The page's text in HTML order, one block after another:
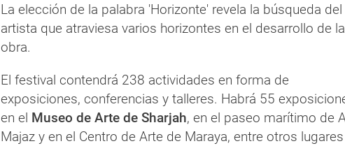
La elección de la palabra 'Horizonte' revela la búsqueda del
artista que atraviesa varios horizontes en el desarrollo de la
obra.
El festival contendrá 238 actividades en forma de
exposiciones, conferencias y talleres. Habrá 55
en el Museo de Arte de Sharjah, en el paseo marítimo de
Majaz y en el Centro de Arte de Maraya, entre otros lugares